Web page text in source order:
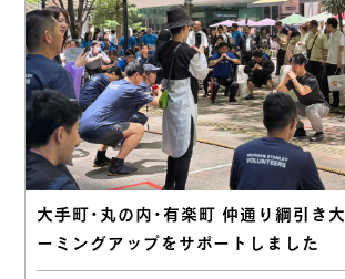
大手町・丸の内・有楽町 仲通り綱引き
ーミングアップをサポートしました